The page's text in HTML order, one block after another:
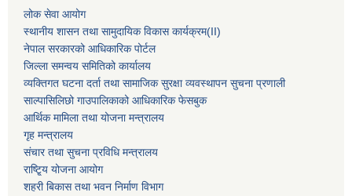
लोक सेवा आयोग
स्थानीय शासन तथा सामुदायिक विकास कार्यक्रम(II)
नेपाल सरकारको आधिकारिक पोर्टल
जिल्ला समन्वय समितिको कार्यालय
व्यक्तिगत घटना दर्ता तथा सामाजिक सुरक्षा व्यवस्थापन सुचना प्रणाली
साल्पासिलिछो गाउपालिकाको आधिकारिक फेसबुक
आर्थिक मामिला तथा योजना मन्त्रालय
गृह मन्त्रालय
संचार तथा सुचना प्रविधि मन्त्रालय
राष्टि्ृय योजना आयोग
शहरी बिकास तथा भवन निर्माण विभाग